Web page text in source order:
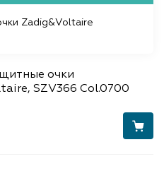
Zadig&Voltaire
очки
SZV366 Col.0700